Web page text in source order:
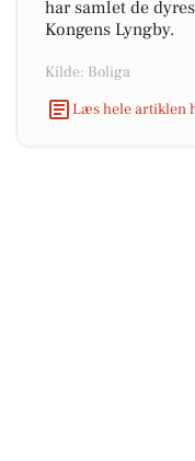
har samlet de
Kongens Lyngby.
Kilde: Boliga
Læs hele artiklen